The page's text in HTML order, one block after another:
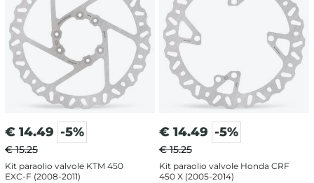
€ 14.49 -5%
€ 15.25
Kit paraolio valvole KTM 450
EXC-F (2008-2011)
€ 14.49 -5%
€ 15.25
Kit paraolio valvole Honda CRF
450 X (2005-2014)